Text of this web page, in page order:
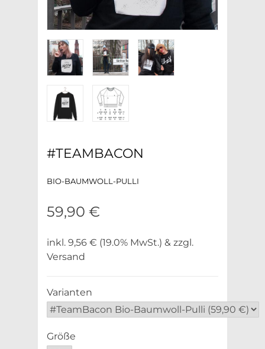
#TEAMBACON
BIO-BAUMWOLL-PULLI
59,90 €
inkl. 9,56 € (19.0% MwSt.) & zzgl.
Versand
Varianten
Größe